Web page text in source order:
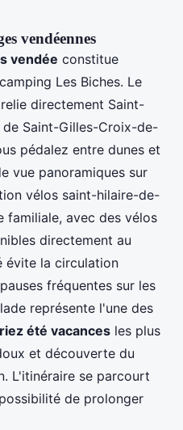
vendéennes
vendée constitue
Les Biches. Le
directement Saint-
Saint-Gilles-Croix-de-
pédalez entre dunes et
vue panoramiques sur
vélos saint-hilaire-de-
familiale, avec des vélos
directement au
évite la circulation
fréquentes sur les
représente l'une des
été vacances les plus
et découverte du
L'itinéraire se parcourt
de prolonger